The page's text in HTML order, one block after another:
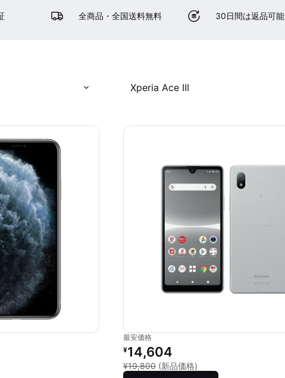
全商品・全国送料無料 30日間は返品可能
Xperia Ace III
最安価格
リファービッシュ品の価格：
¥14,604
¥19,800 (新品価格)